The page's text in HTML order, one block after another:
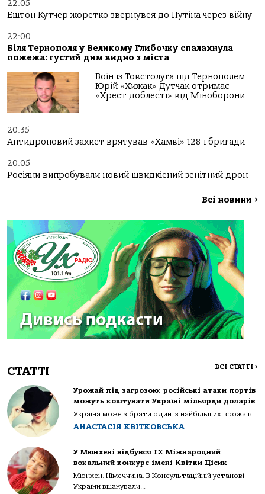
22:05
Ештон Кутчер жорстко звернувся до Путіна через війну
22:00
Біля Тернополя у Великому Глибочку спалахнула
пожежа: густий дим видно з міста
Воїн із Товстолуга під Тернополем
Юрій «Хижак» Дутчак отримає
«Хрест доблесті» від Міноборони
20:35
Антидроновий захист врятував «Хамві» 128-ї бригади
20:05
Росіяни випробували новий швидкісний зенітний дрон
Всі новини >
СТАТТІ ВСІ СТАТТІ >
Урожай під загрозою: російські атаки портів
можуть коштувати Україні мільярди доларів
Україна може зібрати один із найбільших врожаїв...
АНАСТАСІЯ КВІТКОВСЬКА
У Мюнхені відбувся IX Міжнародний
вокальний конкурс імені Квітки Цісик
Мюнхен. Німеччина. В Консультаційній установі
України вшанували...